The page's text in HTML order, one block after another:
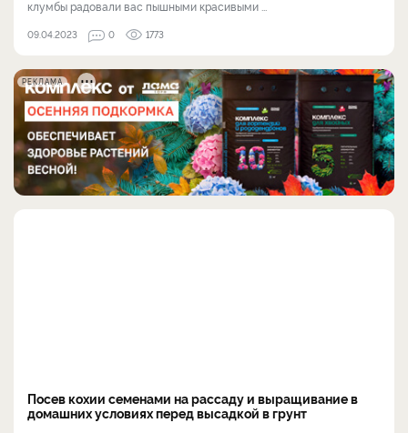
клумбы радовали вас пышными красивыми ...
09.04.2023 0 1773
РЕКЛАМА
Посев кохии семенами на рассаду и выращивание в
домашних условиях перед высадкой в грунт